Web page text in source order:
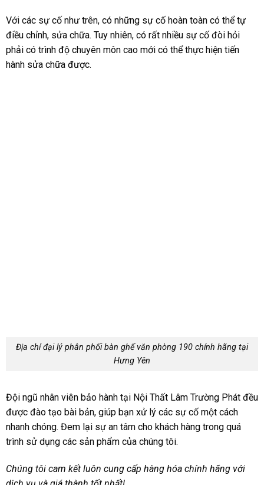
Với các sự cố như trên, có những sự cố hoàn toàn có thể tự
điều chỉnh, sửa chữa. Tuy nhiên, có rất nhiều sự cố đòi hỏi
phải có trình độ chuyên môn cao mới có thể thực hiện tiến
hành sửa chữa được.
Địa chỉ đại lý phân phối bàn ghế văn phòng 190 chính hãng tại
Hưng Yên
Đội ngũ nhân viên bảo hành tại Nội Thất Lâm Trường Phát đều
được đào tạo bài bản, giúp bạn xử lý các sự cố một cách
nhanh chóng. Đem lại sự an tâm cho khách hàng trong quá
trình sử dụng các sản phẩm của chúng tôi.
Chúng tôi cam kết luôn cung cấp hàng hóa chính hãng với